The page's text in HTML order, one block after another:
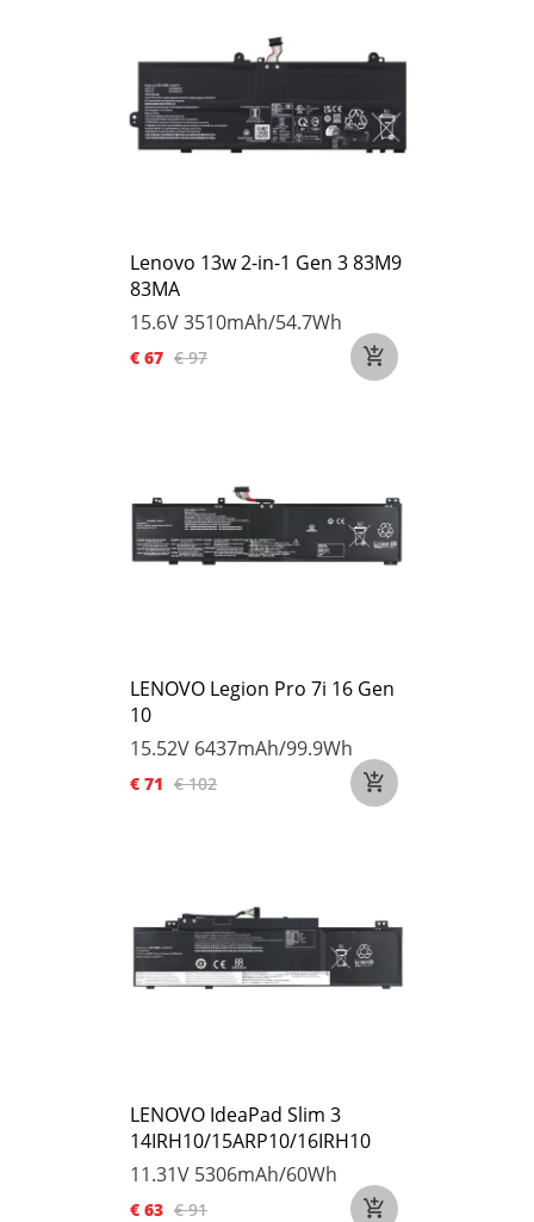
Lenovo 13w 2-in-1 Gen 3 83M9
83MA
15.6V3510mAh/54.7Wh
€ 67 € 97
LENOVO Legion Pro 7i 16 Gen
10
15.52V 6437mAh/99.9Wh
€ 71 € 102
LENOVO IdeaPad Slim 3
14IRH10/15ARP10/16IRH10
11.31V 5306mAh/60Wh
€ 63 € 91